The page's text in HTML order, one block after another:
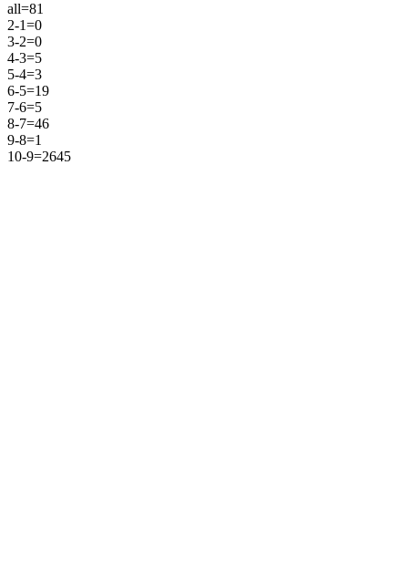
all=81
2-1=0
3-2=0
4-3=5
5-4=3
6-5=19
7-6=5
8-7=46
9-8=1
10-9=2645